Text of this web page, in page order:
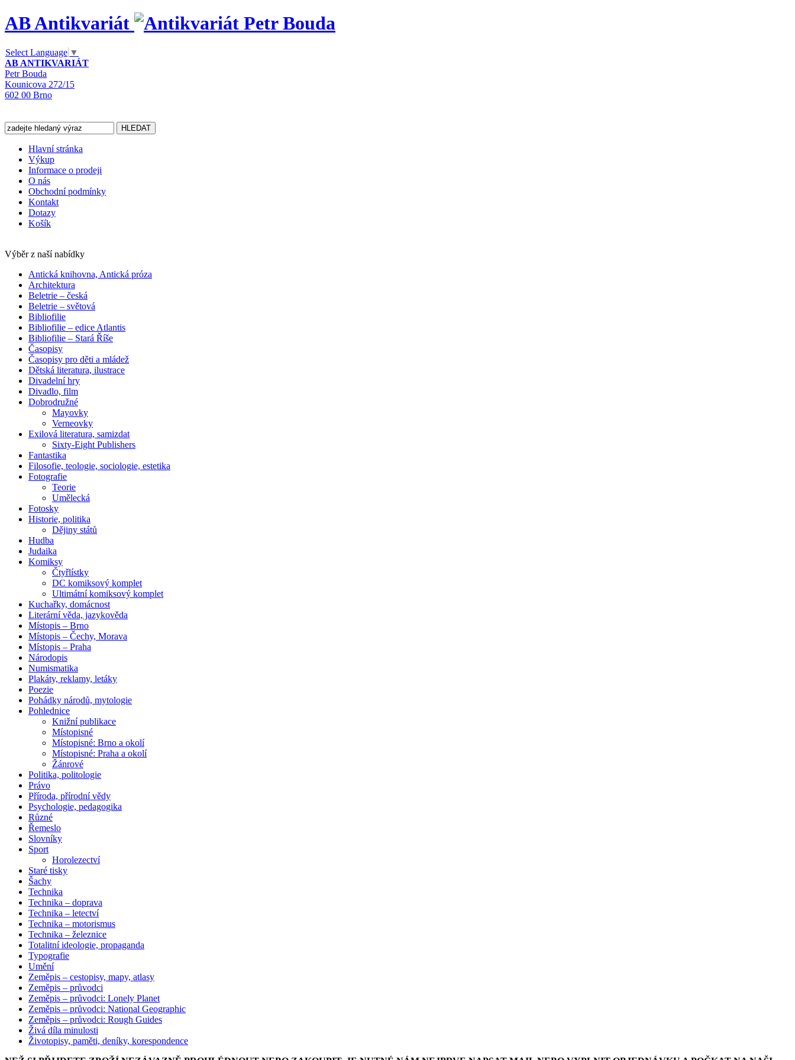
AB Antikvariát
Select Language ▼
AB ANTIKVARIÁT
Petr Bouda
Kounicova 272/15
602 00 Brno
Hlavní stránka
Výkup
Informace o prodeji
O nás
Obchodní podmínky
Kontakt
Dotazy
Košík
Výběr z naší nabídky
Antická knihovna, Antická próza
Architektura
Beletrie – česká
Beletrie – světová
Bibliofilie
Bibliofilie – edice Atlantis
Bibliofilie – Stará Říše
Časopisy
Časopisy pro děti a mládež
Dětská literatura, ilustrace
Divadelní hry
Divadlo, film
Dobrodružné
Mayovky
Verneovky
Exilová literatura, samizdat
Sixty-Eight Publishers
Fantastika
Filosofie, teologie, sociologie, estetika
Fotografie
Teorie
Umělecká
Fotosky
Historie, politika
Dějiny států
Hudba
Judaika
Komiksy
Čtyřlístky
DC komiksový komplet
Ultimátní komiksový komplet
Kuchařky, domácnost
Literární věda, jazykověda
Místopis – Brno
Místopis – Čechy, Morava
Místopis – Praha
Národopis
Numismatika
Plakáty, reklamy, letáky
Poezie
Pohádky národů, mytologie
Pohlednice
Knižní publikace
Místopisné
Místopisné: Brno a okolí
Místopisné: Praha a okolí
Žánrové
Politika, politologie
Právo
Příroda, přírodní vědy
Psychologie, pedagogika
Různé
Řemeslo
Slovníky
Sport
Horolezectví
Staré tisky
Šachy
Technika
Technika – doprava
Technika – letectví
Technika – motorismus
Technika – železnice
Totalitní ideologie, propaganda
Typografie
Umění
Zeměpis – cestopisy, mapy, atlasy
Zeměpis – průvodci
Zeměpis – průvodci: Lonely Planet
Zeměpis – průvodci: National Geographic
Zeměpis – průvodci: Rough Guides
Živá díla minulosti
Životopisy, paměti, deníky, korespondence